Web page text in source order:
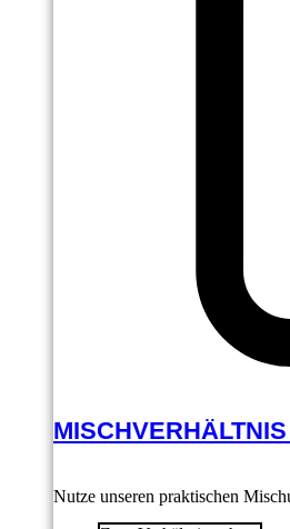
Nutze unseren praktischen